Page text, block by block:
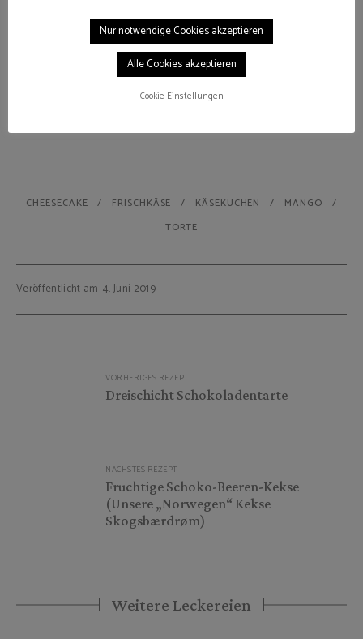
CHEESECAKE FRISCHKÄSE KÄSEKUCHEN
MANGO
TORTE
Veröffentlicht am: 4. Juni 2019
VORHERIGES REZEPT
Dreischicht Schokoladentarte
NÄCHSTES REZEPT
Fruchtige Schoko-Beeren-Kekse
(Unsere „Norwegen“ Kekse
Skogsbærdrøm)
Weitere Leckereien
Nur notwendige Cookies akzeptieren
Alle Cookies akzeptieren
Cookie Einstellungen